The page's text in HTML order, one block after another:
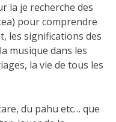
la je recherche des
pour comprendre
les significations des
musique dans les
la vie de tous les
du pahu etc… que